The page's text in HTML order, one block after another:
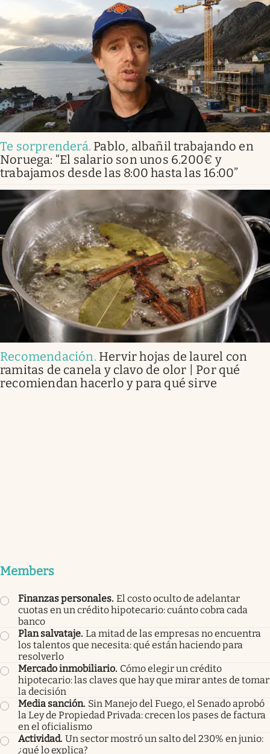
Te sorprenderá. Pablo, albañil trabajando en
Noruega: “El salario son unos 6.200€ y
trabajamos desde las 8:00 hasta las 16:00”
Recomendación. Hervir hojas de laurel con
ramitas de canela y clavo de olor | Por qué
recomiendan hacerlo y para qué sirve
Members
Finanzas personales. El costo oculto de adelantar
cuotas en un crédito hipotecario: cuánto cobra cada
banco
Plan salvataje. La mitad de las empresas no encuentra
los talentos que necesita: qué están haciendo para
resolverlo
Mercado inmobiliario. Cómo elegir un crédito
hipotecario: las claves que hay que mirar antes de tomar
la decisión
Media sanción. Sin Manejo del Fuego, el Senado aprobó
la Ley de Propiedad Privada: crecen los pases de factura
en el oficialismo
Actividad. Un sector mostró un salto del 230% en junio:
¿qué lo explica?